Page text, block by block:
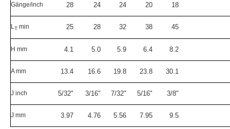
Gänge/inch 28 24 24 20 18
LT min 25 28 32 38 45
H mm 4.1 5.0 5.9 6.4 8.2
A mm 13.4 16.6 19.8 23.8 30.1
J inch 5/32" 3/16" 7/32" 5/16" 3/8"
J mm 3.97 4.76 5.56 7.95 9.5